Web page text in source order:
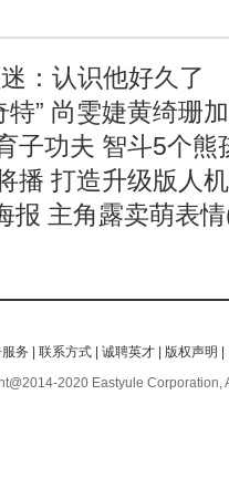
：认识他好久了
” 尚雯婕黄绮珊
子功夫 智斗5个熊
播 打造升级版人
报 主角露卖萌表
务 |联系方式 |诚聘英才 版权声明
2020 Eastyule